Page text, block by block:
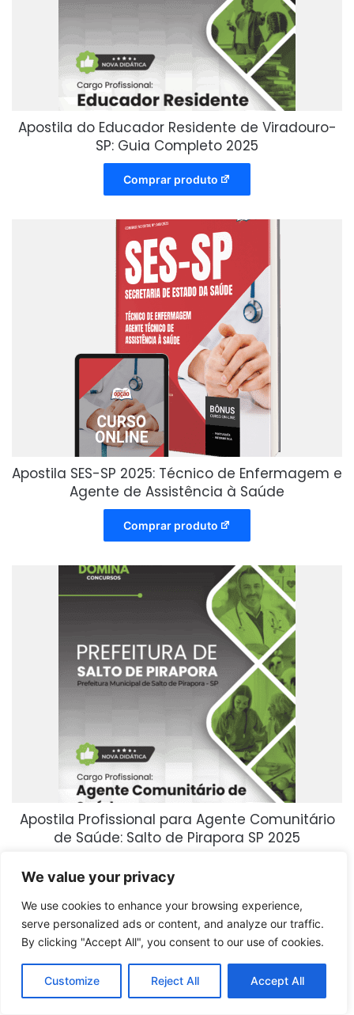
We value your privacy
We use cookies to enhance your browsing experience,
serve personalized ads or content, and analyze our traffic.
By clicking "Accept All", you consent to our use of cookies.
Customize Reject All Accept All
Apostila do Educador Residente de Viradouro-
SP: Guia Completo 2025
Comprar produto
Apostila SES-SP 2025: Técnico de Enfermagem e
Agente de Assistência à Saúde
Comprar produto
Apostila Profissional para Agente Comunitário
de Saúde: Salto de Pirapora SP 2025
Comprar produto